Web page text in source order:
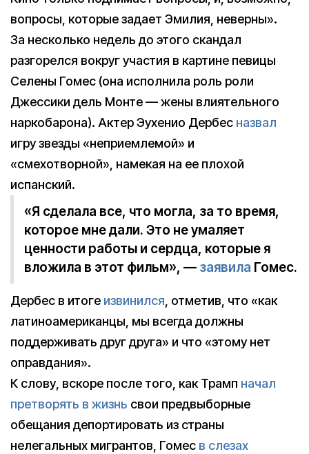
вопросы, которые задает Эмилия, неверны».
За несколько недель до этого скандал
разгорелся вокруг участия в картине певицы
Селены Гомес (она исполнила роль роли
Джессики дель Монте — жены влиятельного
наркобарона). Актер Эухенио Дербес назвал
игру звезды «неприемлемой» и
«смехотворной», намекая на ее плохой
испанский.
«Я сделала все, что могла, за то время,
которое мне дали. Это не умаляет
ценности работы и сердца, которые я
вложила в этот фильм», — заявила Гомес.
Дербес в итоге извинился, отметив, что «как
латиноамериканцы, мы всегда должны
поддерживать друг друга» и что «этому нет
оправдания».
К слову, вскоре после того, как Трамп начал
претворять в жизнь свои предвыборные
обещания депортировать из страны
нелегальных мигрантов, Гомес в слезах